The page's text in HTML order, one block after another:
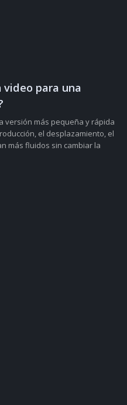
video para una
versión más pequeña y rápida
el desplazamiento, el
más fluidos sin cambiar la